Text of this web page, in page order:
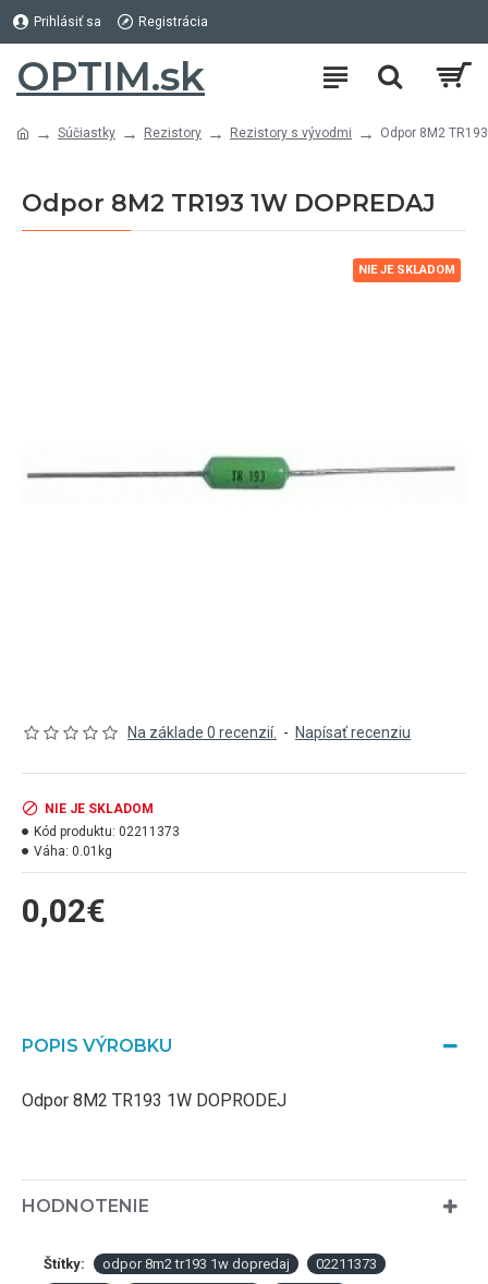
Prihlásiť sa Registrácia
OPTIM.sk
Súčiastky Rezistory Rezistory s vývodmi Odpor 8M2
Odpor 8M2 TR193 1W DOPREDAJ
NIE JE SKLADOM
Na základe 0 recenzií. - Napísať recenziu
0,02€
NIE JE SKLADOM
Kód produktu: 02211373
Váha: 0.01kg
POPIS VÝROBKU
Odpor 8M2 TR193 1W DOPRODEJ
HODNOTENIE
Štítky: odpor 8m2 tr193 1w dopredaj
02211373